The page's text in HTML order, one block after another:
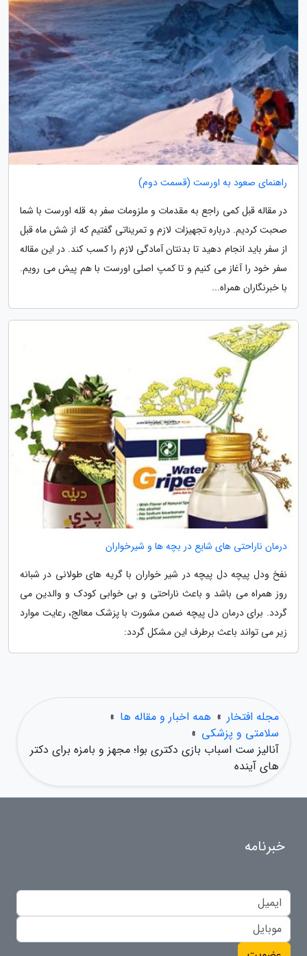
راهنمای صعود به اورست (قسمت دوم)
در مقاله قبل کمی راجع به مقدمات و ملزومات سفر به قله اورست با شما
صحبت کردیم. درباره تجهیزات لازم و تمریناتی گفتیم که از شش ماه قبل
از سفر باید انجام دهید تا بدنتان آمادگی لازم را کسب کند. در این مقاله
سفر خود را آغاز می کنیم و تا کمپ اصلی اورست با هم پیش می رویم.
با خبرنگاران همراه...
درمان ناراحتی های شایع در بچه ها و شیرخواران
نفخ ودل پیچه دل پیچه در شیر خواران با گریه های طولانی در شبانه
روز همراه می باشد و باعث ناراحتی و بی خوابی کودک و والدین می
گردد. برای درمان دل پیچه ضمن مشورت با پزشک معالج، رعایت موارد
زیر می تواند باعث برطرف این مشکل گردد:
مجله افتخار » همه اخبار و مقاله ها »
سلامتی و پزشکی »
آنالیز ست اسباب بازی دکتری بوا؛ مجهز و بامزه برای دکتر
های آینده
خبرنامه